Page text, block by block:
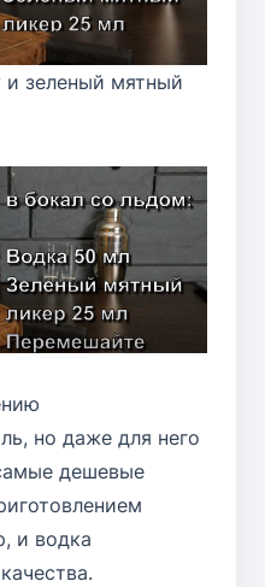
и зеленый мятный
но даже для него
дешевые
и водка